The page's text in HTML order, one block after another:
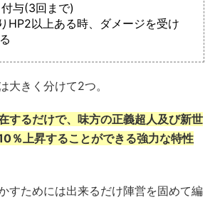
与(3回まで)
HP2以上ある時、ダメージを受け
大きく分けて2つ。
するだけで、味方の正義超人及び新世
％上昇することができる強力な特性
すためには出来るだけ陣営を固めて編